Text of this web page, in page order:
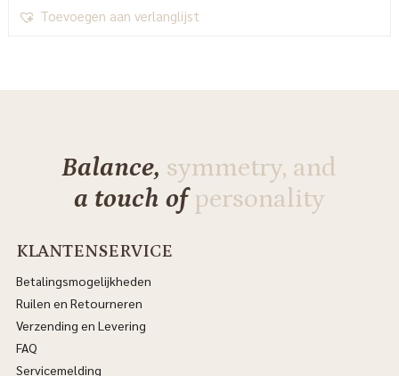
Toevoegen aan verlanglijst
Balance, symmetry, and
a touch ofpersonality
KLANTENSERVICE
Betalingsmogelijkheden
Ruilen en Retourneren
Verzending en Levering
FAQ
Servicemelding